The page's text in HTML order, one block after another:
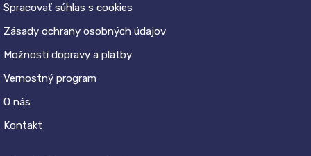
Spracovať súhlas s cookies
Zásady ochrany osobných údajov
Možnosti dopravy a platby
Vernostný program
O nás
Kontakt